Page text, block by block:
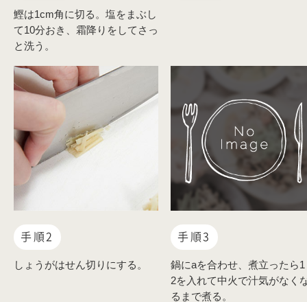
鰹は1cm角に切る。塩をまぶし
て10分おき、霜降りをしてさっ
と洗う。
手順2
しょうがはせん切りにする。
手順3
鍋にaを合わせ、煮立ったら1
2を入れて中火で汁気がなく
るまで煮る。